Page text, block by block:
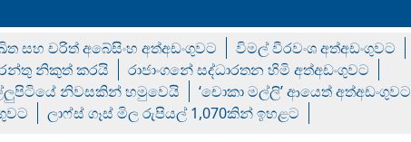
සහ චරිත් අබේසිංහ අත්අඩංගුවට විමල් වීරවංශ අත්අඩංගුවට
නිකුත් කරයි
රාජාංගනේ සද්ධාරතන හිමි අත්අඩංගුවට
නිවසකින් හමුවෙයි
‘චොකා මල්ලි’ ආයෙත් අත්අඩංගුවට
ලාෆ්ස් ගෑස් මිල රුපියල් 1,070කින් ඉහළට